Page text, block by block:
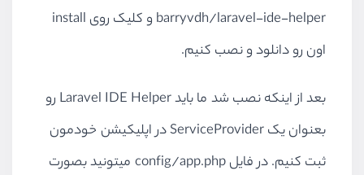
barryvdh/laravel-ide-helper و کلیک روی install
اون رو دانلود و نصب کنیم.
بعد از اینکه نصب شد ما باید Laravel IDE Helper رو
بعنوان یک ServiceProvider در اپلیکیشن خودمون
ثبت کنیم. در فایل config/app.php میتونید بصورت